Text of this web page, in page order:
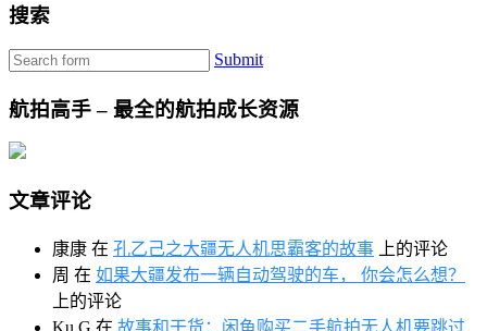
搜索
Submit
航拍高手 – 最全的航拍成长资源
文章评论
康康 在 孔乙己之大疆无人机思霸客的故事 上的评论
周 在 如果大疆发布一辆自动驾驶的车， 你会怎么想？
上的评论
Ku.G 在 故事和干货：闲鱼购买二手航拍无人机要跳过